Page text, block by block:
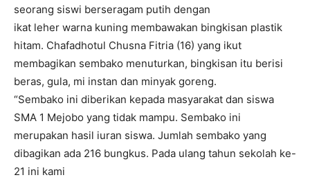
seorang siswi berseragam putih dengan
ikat leher warna kuning membawakan bingkisan plastik
hitam. Chafadhotul Chusna Fitria (16) yang ikut
membagikan sembako menuturkan, bingkisan itu berisi
beras, gula, mi instan dan minyak goreng.
“Sembako ini diberikan kepada masyarakat dan siswa
SMA 1 Mejobo yang tidak mampu. Sembako ini
merupakan hasil iuran siswa. Jumlah sembako yang
dibagikan ada 216 bungkus. Pada ulang tahun sekolah ke-
21 ini kami